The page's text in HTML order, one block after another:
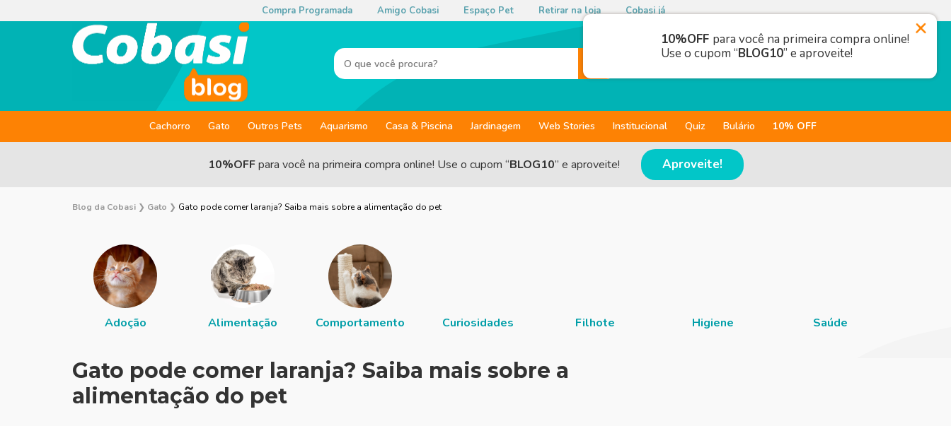
Compra Programada Amigo Cobasi Espaço Pet Retirar na loja Cobasi já
Cachorro Gato Outros Pets Aquarismo Casa & Piscina Jardinagem Web Stories Institucional Quiz Bulário 10% OFF
10%OFFpara você na primeira compra online! Use o cupom “BLOG10” e aproveite! Aproveite!
Blog da Cobasi ❯ Gato ❯ Gato pode comer laranja? Saiba mais sobre a alimentação do pet
Adoção Alimentação Comportamento Curiosidades Filhote Higiene Saúde
Gato pode comer laranja? Saiba mais sobre a
alimentação do pet
10%OFF para você na primeira compra online!
Use o cupom “BLOG10” e aproveite!